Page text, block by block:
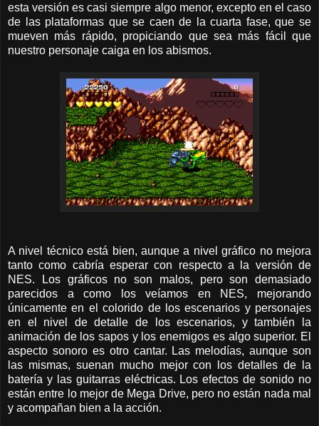
esta versión es casi siempre algo menor, excepto en el caso
de las plataformas que se caen de la cuarta fase, que se
mueven más rápido, propiciando que sea más fácil que
nuestro personaje caiga en los abismos.
A nivel técnico está bien, aunque a nivel gráfico no mejora
tanto como cabría esperar con respecto a la versión de
NES. Los gráficos no son malos, pero son demasiado
parecidos a como los veíamos en NES, mejorando
únicamente en el colorido de los escenarios y personajes
en el nivel de detalle de los escenarios, y también la
animación de los sapos y los enemigos es algo superior. El
aspecto sonoro es otro cantar. Las melodías, aunque son
las mismas, suenan mucho mejor con los detalles de la
batería y las guitarras eléctricas. Los efectos de sonido no
están entre lo mejor de Mega Drive, pero no están nada mal
y acompañan bien a la acción.